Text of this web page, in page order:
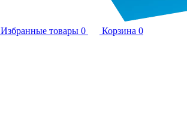
Избранные товары 0 Корзина 0